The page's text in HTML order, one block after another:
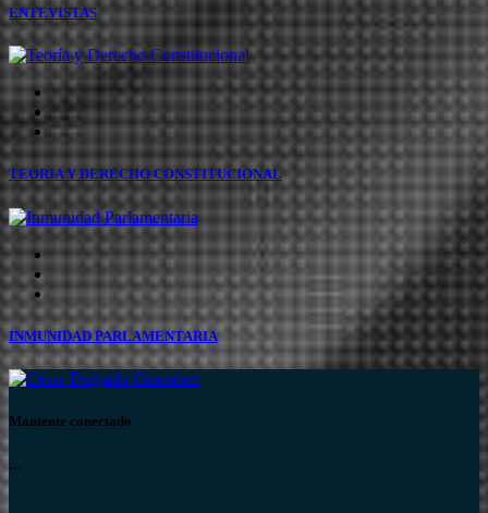
ENTEVISTAS
TEORIA Y DERECHO CONSTITUCIONAL
INMUNIDAD PARLAMENTARIA
Mantente conectado
...